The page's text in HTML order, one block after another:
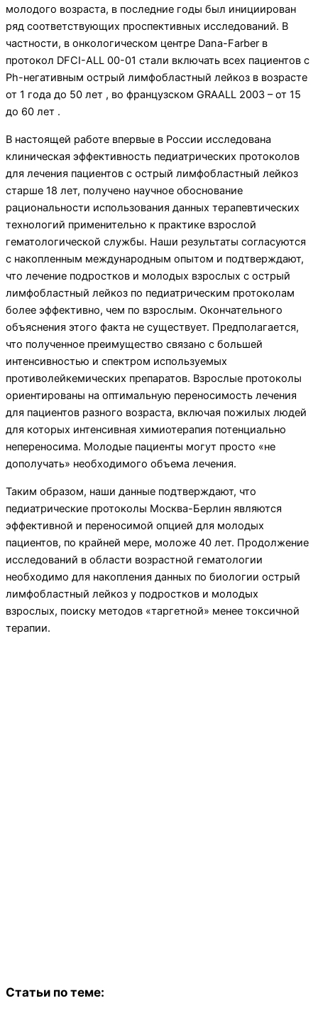
молодого возраста, в последние годы был инициирован
ряд соответствующих проспективных исследований. В
частности, в онкологическом центре Dana-Farber в
протокол DFCI-ALL 00-01 стали включать всех пациентов с
Ph-негативным острый лимфобластный лейкоз в возрасте
от 1 года до 50 лет , во французском GRAALL 2003 – от 15
до 60 лет .
В настоящей работе впервые в России исследована
клиническая эффективность педиатрических протоколов
для лечения пациентов с острый лимфобластный лейкоз
старше 18 лет, получено научное обоснование
рациональности использования данных терапевтических
технологий применительно к практике взрослой
гематологической службы. Наши результаты согласуются
с накопленным международным опытом и подтверждают,
что лечение подростков и молодых взрослых с острый
лимфобластный лейкоз по педиатрическим протоколам
более эффективно, чем по взрослым. Окончательного
объяснения этого факта не существует. Предполагается,
что полученное преимущество связано с большей
интенсивностью и спектром используемых
противолейкемических препаратов. Взрослые протоколы
ориентированы на оптимальную переносимость лечения
для пациентов разного возраста, включая пожилых людей
для которых интенсивная химиотерапия потенциально
непереносима. Молодые пациенты могут просто «не
дополучать» необходимого объема лечения.
Таким образом, наши данные подтверждают, что
педиатрические протоколы Москва-Берлин являются
эффективной и переносимой опцией для молодых
пациентов, по крайней мере, моложе 40 лет. Продолжение
исследований в области возрастной гематологии
необходимо для накопления данных по биологии острый
лимфобластный лейкоз у подростков и молодых
взрослых, поиску методов «таргетной» менее токсичной
терапии.
Статьи по теме: